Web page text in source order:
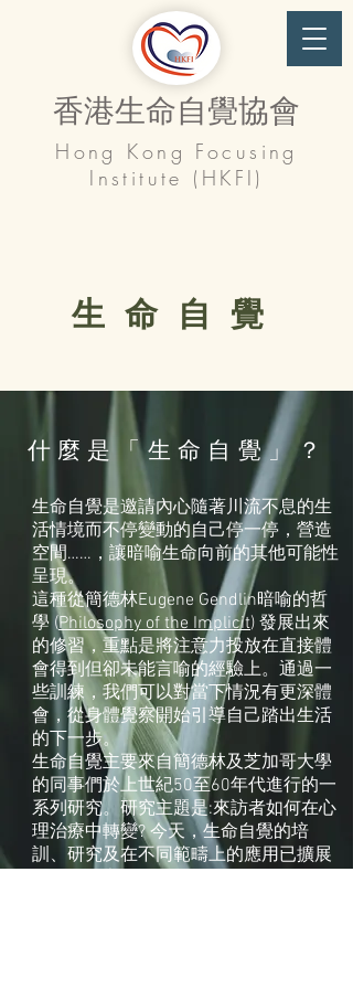
香港生命自覺協會
Hong Kong Focusing
Institute (HKFI)
生命自覺
什麼是「生命自覺」？
生命自覺是邀請內心隨著川流不息的生
活情境而不停變動的自己停一停，營造
空間……，讓暗喻生命向前的其他可能性
呈現。
這種從簡德林Eugene Gendlin暗喻的哲
學 (Philosophy of the Implicit) 發展出來
的修習，重點是將注意力投放在直接體
會得到但卻未能言喻的經驗上。通過一
些訓練，我們可以對當下情況有更深體
會，從身體覺察開始引導自己踏出生活
的下一步。
生命自覺主要來自簡德林及芝加哥大學
的同事們於上世紀50至60年代進行的一
系列研究。研究主題是:來訪者如何在心
理治療中轉變? 今天，生命自覺的培
訓、研究及在不同範疇上的應用已擴展